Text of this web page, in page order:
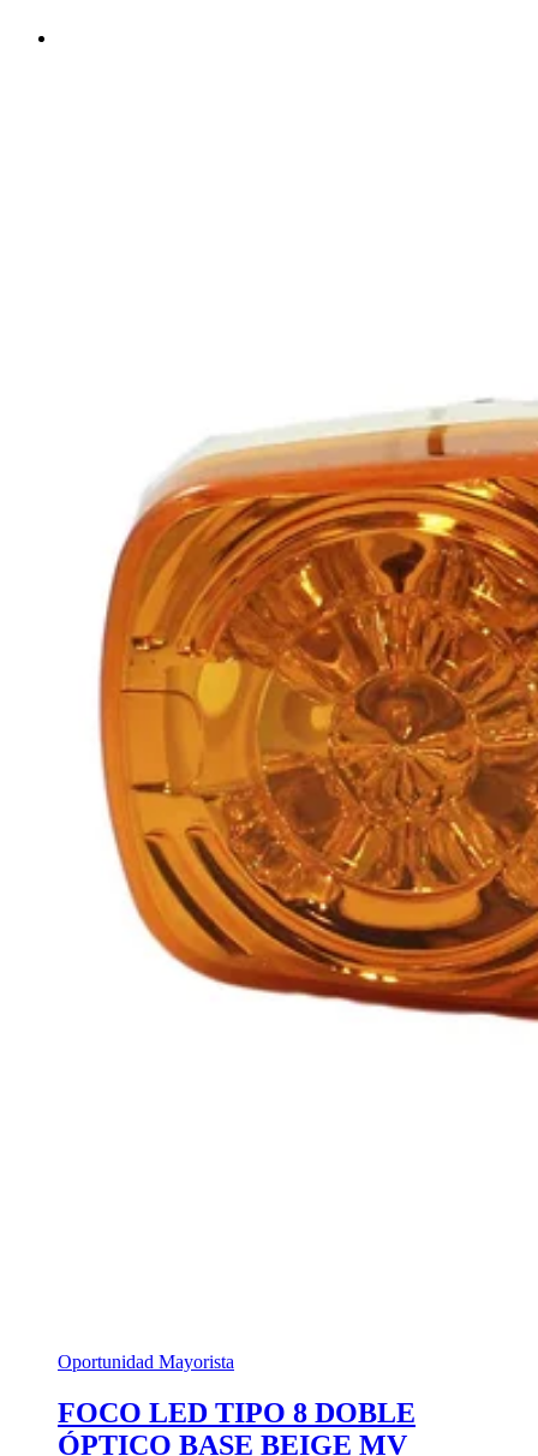
Oportunidad Mayorista
FOCO LED TIPO 8 DOBLE
ÓPTICO BASE BEIGE MV